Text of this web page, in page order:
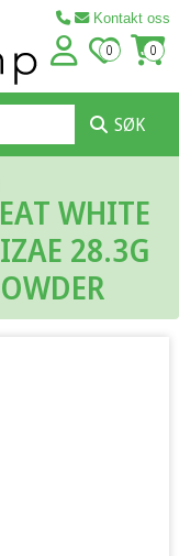
Kontakt oss
SØK
0 0
WHITE
28.3G